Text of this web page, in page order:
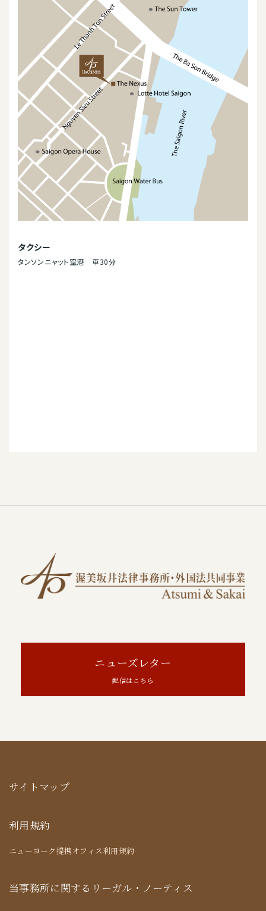
タクシー
タンソンニャット空港 車30分
ニューズレター
配信はこちら
サイトマップ
利用規約
ニューヨーク提携オフィス利用規約
当事務所に関するリーガル・ノーティス